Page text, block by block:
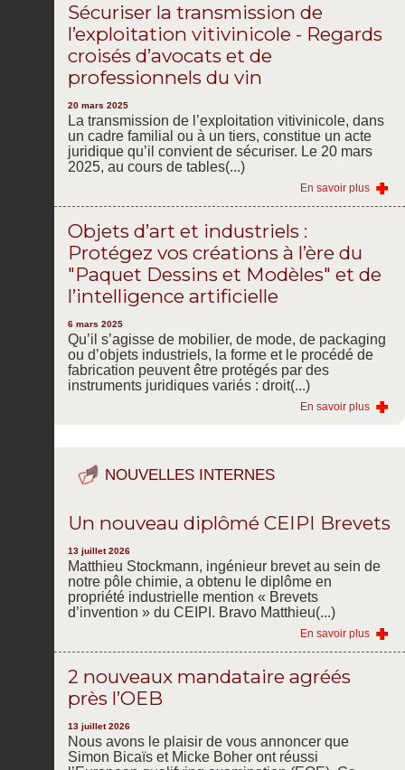
Sécuriser la transmission de
l’exploitation vitivinicole - Regards
croisés d’avocats et de
professionnels du vin
20 mars 2025
La transmission de l’exploitation vitivinicole, dans
un cadre familial ou à un tiers, constitue un acte
juridique qu’il convient de sécuriser. Le 20 mars
2025, au cours de tables(...)
En savoir plus
Objets d’art et industriels :
Protégez vos créations à l’ère du
"Paquet Dessins et Modèles" et de
l’intelligence artificielle
6 mars 2025
Qu’il s’agisse de mobilier, de mode, de packaging
ou d’objets industriels, la forme et le procédé de
fabrication peuvent être protégés par des
instruments juridiques variés : droit(...)
En savoir plus
NOUVELLES INTERNES
Un nouveau diplômé CEIPI Brevets
13 juillet 2026
Matthieu Stockmann, ingénieur brevet au sein de
notre pôle chimie, a obtenu le diplôme en
propriété industrielle mention « Brevets
d’invention » du CEIPI. Bravo Matthieu(...)
En savoir plus
2 nouveaux mandataire agréés
près l’OEB
13 juillet 2026
Nous avons le plaisir de vous annoncer que
Simon Bicaïs et Micke Boher ont réussi